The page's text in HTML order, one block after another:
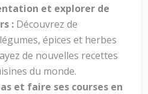
et explorer de
: Découvrez de
épices et herbes
de nouvelles recettes
du monde.
et faire ses courses en